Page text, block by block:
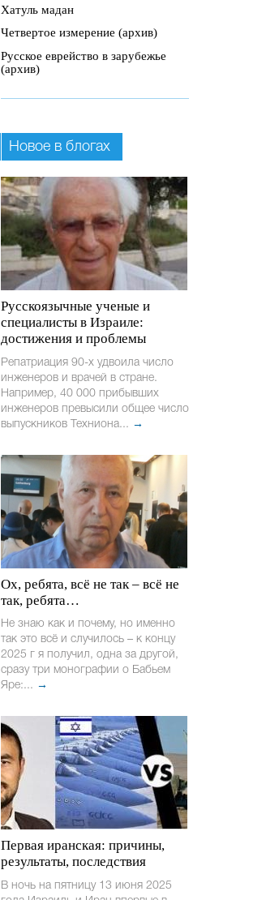
Хатуль мадан
Четвертое измерение (архив)
Русское еврейство в зарубежье
(архив)
Новое в блогах
Русскоязычные ученые и
специалисты в Израиле:
достижения и проблемы
Репатриация 90-х удвоила число
инженеров и врачей в стране.
Например, 40 000 прибывших
инженеров превысили общее число
выпускников Техниона... →
Ох, ребята, всё не так – всё не
так, ребята…
Не знаю как и почему, но именно
так это всё и случилось – к концу
2025 г я получил, одна за другой,
сразу три монографии о Бабьем
Яре:... →
Первая иранская: причины,
результаты, последствия
В ночь на пятницу 13 июня 2025